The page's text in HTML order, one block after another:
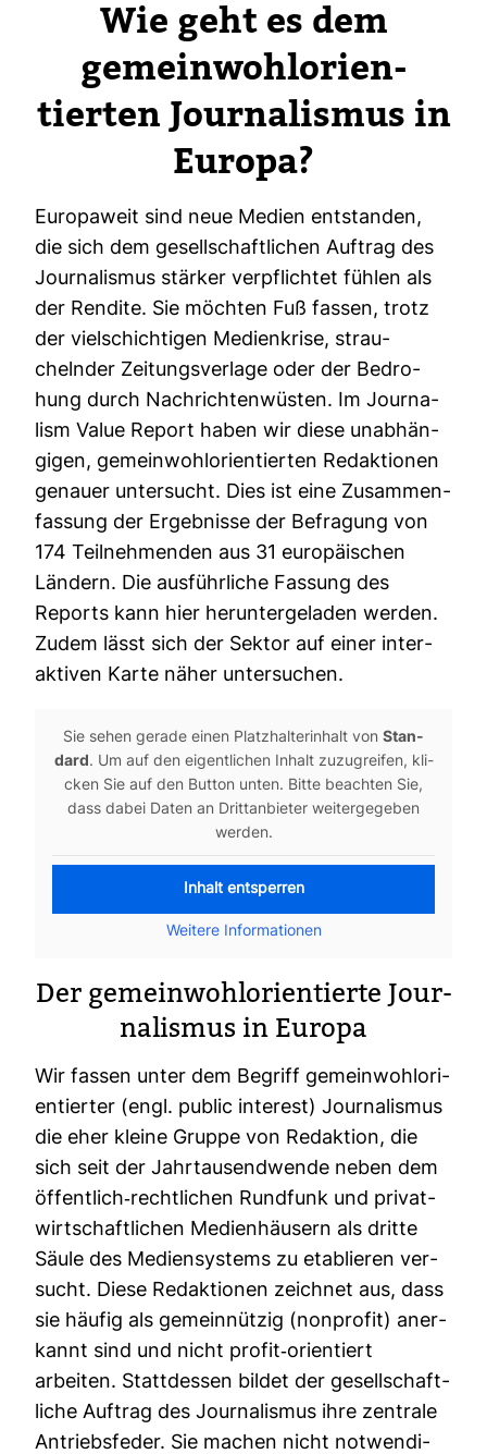
Wie geht es dem
gemein­wohl­ori­en­
tierten Jour­na­lismus in
Europa?
Euro­pa­weit sind neue Medien ent­standen,
die sich dem gesell­schaft­li­chen Auf­trag des
Jour­na­lismus stärker ver­pflichtet fühlen als
der Ren­dite. Sie möchten Fuß fassen, trotz
der viel­schich­tigen Medi­en­krise, strau­
chelnder Zei­tungs­ver­lage oder der Bedro­
hung durch Nach­rich­ten­wüsten. Im Jour­na­
lism Value Report haben wir diese unab­hän­
gigen, gemein­wohl­ori­en­tierten Redak­tionen
genauer unter­sucht. Dies ist eine Zusam­men­
fas­sung der Ergeb­nisse der Befra­gung von
174 Teil­neh­menden aus 31 euro­päi­schen
Län­dern. Die aus­führ­liche Fas­sung des
Reports kann hier her­un­ter­ge­laden werden.
Zudem lässt sich der Sektor auf einer inter­
ak­tiven Karte näher unter­su­chen.
Sie sehen gerade einen Platz­hal­ter­in­halt von Stan­
dard . Um auf den eigent­li­chen Inhalt zuzu­greifen, kli­
cken Sie auf den Button unten. Bitte beachten Sie,
dass dabei Daten an Dritt­an­bieter wei­ter­ge­geben
werden.
Inhalt ent­sperren
Wei­tere Infor­ma­tionen
Der gemein­wohl­ori­en­tierte Jour­
na­lismus in Europa
Wir fassen unter dem Begriff gemein­wohl­ori­
en­tierter (engl. public inte­rest) Jour­na­lismus
die eher kleine Gruppe von Redak­tion, die
sich seit der Jahr­tau­send­wende neben dem
öffent­lich-​recht­li­chen Rund­funk und pri­vat­
wirt­schaft­li­chen Medi­en­häu­sern als dritte
Säule des Medi­en­sys­tems zu eta­blieren ver­
sucht. Diese Redak­tionen zeichnet aus, dass
sie häufig als gemein­nützig (non­profit) aner­
kannt sind und nicht profit-​ori­en­tiert
arbeiten. Statt­dessen bildet der gesell­schaft­
liche Auf­trag des Jour­na­lismus ihre zen­trale
Antriebs­feder. Sie machen nicht not­wen­di­